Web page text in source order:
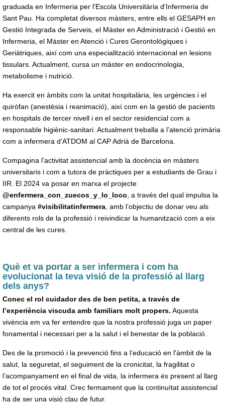
graduada en Infermeria per l'Escola Universitària d'Infermeria de
Sant Pau. Ha completat diversos màsters, entre ells el GESAPH en
Gestió Integrada de Serveis, el Màster en Administració i Gestió en
Infermeria, el Màster en Atenció i Cures Gerontològiques i
Geriàtriques, així com una especialització internacional en lesions
tissulars. Actualment, cursa un màster en endocrinologia,
metabolisme i nutrició.
Ha exercit en àmbits com la unitat hospitalària, les urgències i el
quiròfan (anestèsia i reanimació), així com en la gestió de pacients
en hospitals de tercer nivell i en el sector residencial com a
responsable higiènic-sanitari. Actualment treballa a l’atenció primària
com a infermera d’ATDOM al CAP Adrià de Barcelona.
Compagina l’activitat assistencial amb la docència en màsters
universitaris i com a tutora de pràctiques per a estudiants de Grau i
IIR. El 2024 va posar en marxa el projecte
@enfermera_con_zuecos_y_lo_loco, a través del qual impulsa la
campanya #visibilitatinfermera, amb l’objectiu de donar veu als
diferents rols de la professió i reivindicar la humanització com a eix
central de les cures.
Què et va portar a ser infermera i com ha
evolucionat la teva visió de la professió al llarg
dels anys?
Conec el rol cuidador des de ben petita, a través de
l’experiència viscuda amb familiars molt propers. Aquesta
vivència em va fer entendre que la nostra professió juga un paper
fonamental i necessari per a la salut i el benestar de la població.
Des de la promoció i la prevenció fins a l’educació en l'àmbit de la
salut, la seguretat, el seguiment de la cronicitat, la fragilitat o
l’acompanyament en el final de vida, la infermera és present al llarg
de tot el procés vital. Crec fermament que la continuïtat assistencial
ha de ser una visió clau de futur.